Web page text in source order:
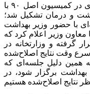
وی افزود: در همین رابطه امروز جلسه‌ای در کمیسیون اصل ۹۰ با
و درمان تشکیل شد؛
با حضور وزیر بهداشت
وزیر اعلام کرد که
گرفته و وزارتخانه در
وقت نتایج اصلاح‌شده
همین دلیل جلسه‌ای که
بهداشت برگزار شود، در